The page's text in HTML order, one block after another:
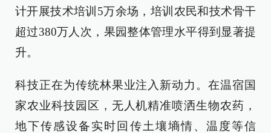
计开展技术培训5万余场，培训农民和技术骨干
超过380万人次，果园整体管理水平得到显著提
升。
科技正在为传统林果业注入新动力。在温宿国
家农业科技园区，无人机精准喷洒生物农药，
地下传感设备实时回传土壤墒情、温度等信